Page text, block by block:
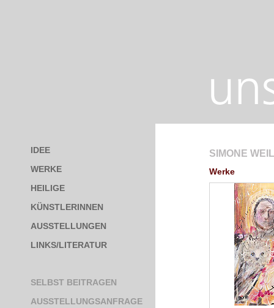
IDEE
WERKE
HEILIGE
KÜNSTLERINNEN
AUSSTELLUNGEN
LINKS/LITERATUR
SELBST BEITRAGEN
AUSSTELLUNGSANFRAGE
SIMONE WEIL
Werke